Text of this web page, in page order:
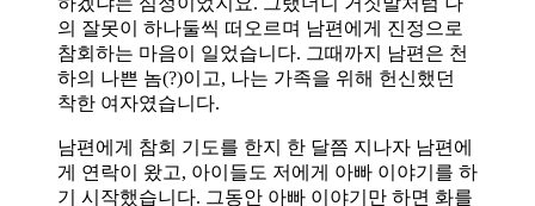
의 잘못이 하나둘씩 떠오르며 남편에게 진정으로
참회하는 마음이 일었습니다. 그때까지 남편은 천
하의 나쁜 놈(?)이고, 나는 가족을 위해 헌신했던
착한 여자였습니다.
남편에게 참회 기도를 한지 한 달쯤 지나자 남편에
게 연락이 왔고, 아이들도 저에게 아빠 이야기를 하
기 시작했습니다. 그동안 아빠 이야기만 하면 화를